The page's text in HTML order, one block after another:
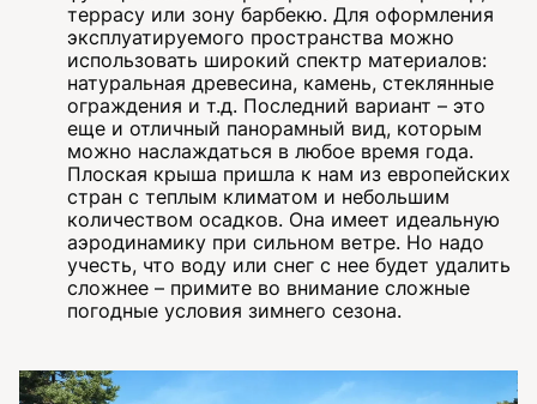
террасу или зону барбекю. Для оформления
эксплуатируемого пространства можно
использовать широкий спектр материалов:
натуральная древесина, камень, стеклянные
ограждения и т.д. Последний вариант – это
еще и отличный панорамный вид, которым
можно наслаждаться в любое время года.
Плоская крыша пришла к нам из европейских
стран с теплым климатом и небольшим
количеством осадков. Она имеет идеальную
аэродинамику при сильном ветре. Но надо
учесть, что воду или снег с нее будет удалить
сложнее – примите во внимание сложные
погодные условия зимнего сезона.